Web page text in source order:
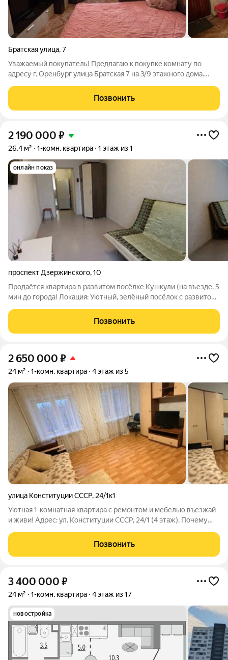
Братская улица,7
Уважаемый покупатель! Предлагаю к покупке комнату по
адресу г. Оренбург улица Братская 7 на 3/9 этажного дома.
машины. Вся мебель останется новым собственникам,
холодильник по договоренности.
Позвонить
2 190 000 ₽
26,4 м² 1-комн. квартира 1 этаж из 1
онлайн показ
проспект Дзержинского,10
Продаётся квартира в развитом посёлке Кушкули (на въезде, 5
мин до города! Локация: Уютный, зелёный посёлок с развитой
минут на машине, до остановки 5 минут пешком. До Степного
рукой
Позвонить
2 650 000 ₽
24 м² 1-комн. квартира 4 этаж из 5
улица Конституции СССР, 24/1к1
Уютная 1-комнатная квартира с ремонтом и мебелью въезжай
и живи! Адрес: ул. Конституции СССР, 24/1 (4 этаж). Почему
комфортной жизни: Школы и детский сад в шаговой
доступности. Магазины на
Позвонить
3 400 000 ₽
24 м² 1-комн. квартира 4 этаж из 17
новостройка